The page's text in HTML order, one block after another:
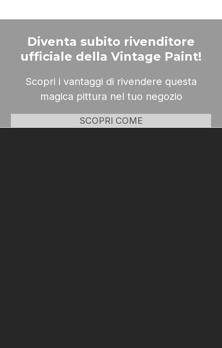
Diventa subito rivenditore
ufficiale della Vintage Paint!
Scopri i vantaggi di rivendere questa
magica pittura nel tuo negozio
SCOPRI COME